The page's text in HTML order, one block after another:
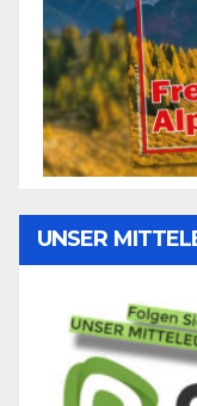
UNSER